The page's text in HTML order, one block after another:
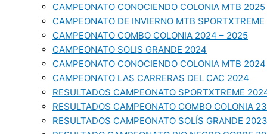
CAMPEONATO CONOCIENDO COLONIA MTB 2025
CAMPEONATO DE INVIERNO MTB
CAMPEONATO COMBO COLONIA 2024 – 2025
CAMPEONATO SOLIS GRANDE 2024
CAMPEONATO CONOCIENDO COLONIA MTB 2024
CAMPEONATO LAS CARRERAS DEL CAC 2024
RESULTADOS CAMPEONATO SPORTXTREME
RESULTADOS CAMPEONATO COMBO COLONIA
RESULTADOS CAMPEONATO SOLÍS GRANDE 2023